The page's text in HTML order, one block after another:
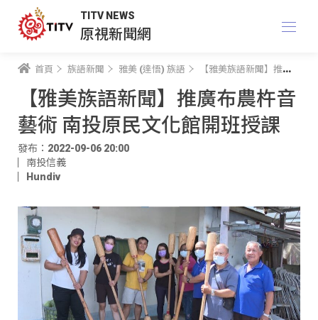
TITV NEWS
原視新聞網
首頁 族語新聞 雅美 (達悟) 族語 【雅美族語新聞】推廣布農杵音藝術 南投原民文化館開班授課
【雅美族語新聞】推廣布農杵音
藝術 南投原民文化館開班授課
發布：2022-09-06 20:00
南投信義
Hundiv